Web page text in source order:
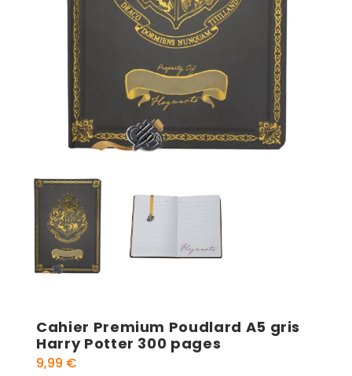
Cahier Premium Poudlard A5 gris
Harry Potter 300 pages
9,99 €